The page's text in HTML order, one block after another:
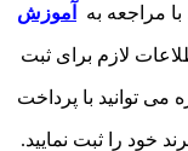
مراجعه به آموزش
لازم برای ثبت
می توانید با پرداخت
خود را ثبت نمایید.